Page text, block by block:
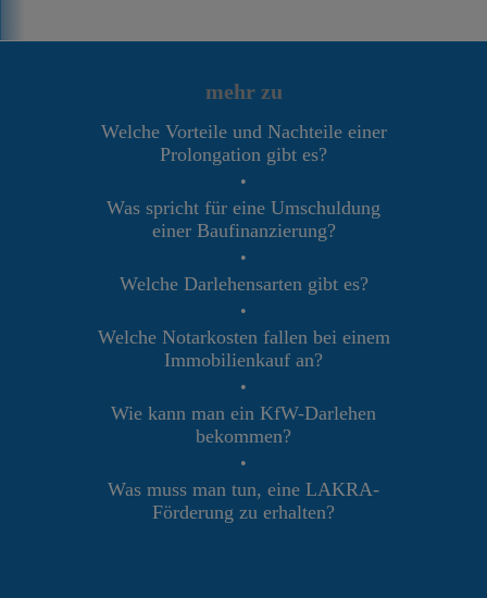
mehr zu
Welche Vorteile und Nachteile einer
Prolongation gibt es?
•
Was spricht für eine Umschuldung
einer Baufinanzierung?
•
Welche Darlehensarten gibt es?
•
Welche Notarkosten fallen bei einem
Immobilienkauf an?
•
Wie kann man ein KfW-Darlehen
bekommen?
•
Was muss man tun, eine LAKRA-
Förderung zu erhalten?